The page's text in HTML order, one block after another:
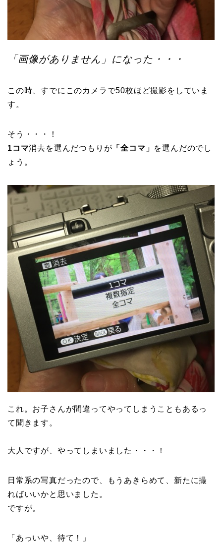
「画像がありません」になった・・・
この時、すでにこのカメラで50枚ほど撮影をしていま
す。
そう・・・！
1コマ消去を選んだつもりが 「全コマ」 を選んだのでし
ょう。
これ。お子さんが間違ってやってしまうこともあるっ
て聞きます。
大人ですが、やってしまいました・・・！
日常系の写真だったので、もうあきらめて、新たに撮
ればいいかと思いました。
ですが。
「あっいや、待て！」